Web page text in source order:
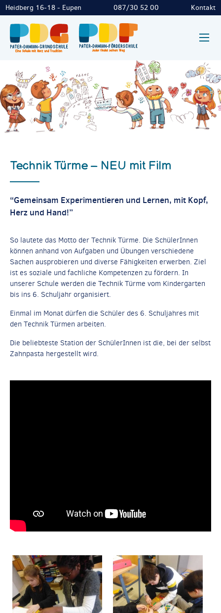
Heidberg 16-18 - Eupen 087/30 52 00 Kontakt
Technik Türme – NEU mit Film
“Gemeinsam Experimentieren und Lernen, mit Kopf,
Herz und Hand!”
So lautete das Motto der Technik Türme. Die SchülerInnen
können anhand von Aufgaben und Übungen verschiedene
Sachen ausprobieren und diverse Fähigkeiten erwerben. Ziel
ist es soziale und fachliche Kompetenzen zu fördern. In
unserer Schule werden die Technik Türme vom Kindergarten
bis ins 6. Schuljahr organisiert.
Einmal im Monat dürfen die Schüler des 6. Schuljahres mit
den Technik Türmen arbeiten.
Die beliebteste Station der SchülerInnen ist die, bei der selbst
Zahnpasta hergestellt wird.